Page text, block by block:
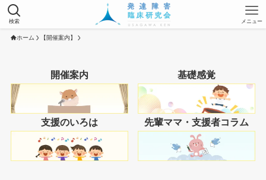
検索 メニュー
ホーム 【開催案内】
開催案内 基礎感覚
支援のいろは 先輩ママ・支援者コラム